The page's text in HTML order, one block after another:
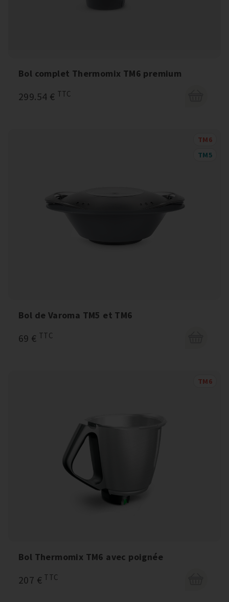
Bol complet Thermomix TM6 premium
299.54 € TTC
TM6
TM5
Bol de Varoma TM5 et TM6
69 € TTC
TM6
Bol Thermomix TM6 avec poignée
207 € TTC